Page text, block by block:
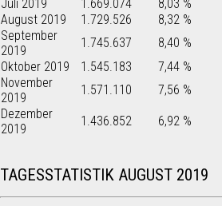
Juli 2019
1.669.074 8,03 %
August 2019
1.729.526 8,32 %
September
2019
1.745.637 8,40 %
Oktober 2019
1.545.183 7,44 %
November
2019
1.571.110 7,56 %
Dezember
2019
1.436.852 6,92 %
TAGESSTATISTIK AUGUST 2019